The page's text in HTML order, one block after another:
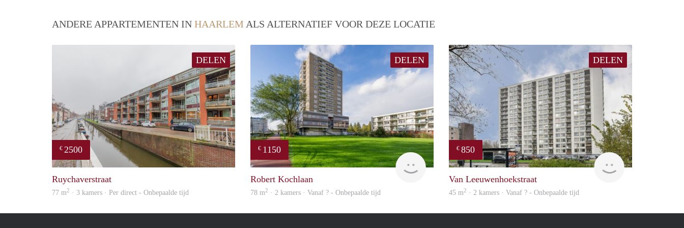
ANDERE APPARTEMENTEN IN HAARLEM ALS ALTERNATIEF VOOR DEZE LOCATIE
DELEN
€ 2500
property
Ruychaverstraat
77 m2 · 3 kamers · Per direct - Onbepaalde tijd
DELEN
€ 1150
finder
Robert Kochlaan
78 m2 · 2 kamers · Vanaf ? - Onbepaalde tijd
DELEN
€ 850
finder
Van Leeuwenhoekstraat
45 m2 · 2 kamers · Vanaf ? - Onbepaalde tijd